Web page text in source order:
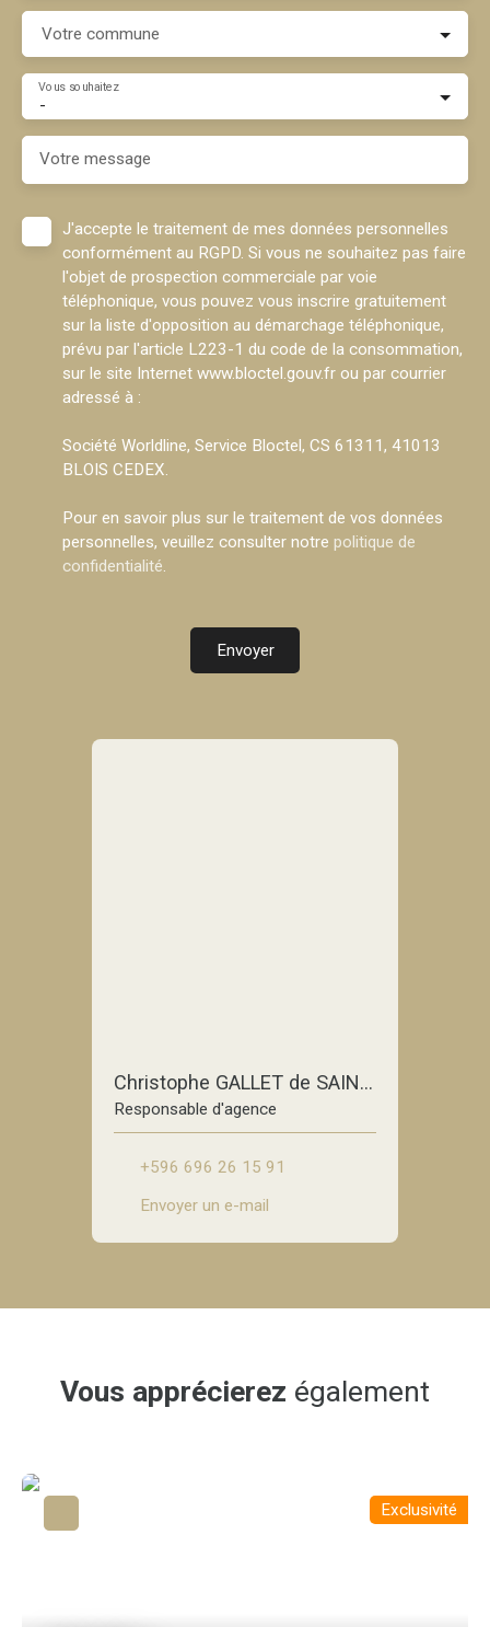
Votre commune
-
Vous souhaitez
Votre message
J'accepte le traitement de mes données personnelles
conformément au RGPD. Si vous ne souhaitez pas faire
l'objet de prospection commerciale par voie
téléphonique, vous pouvez vous inscrire gratuitement
sur la liste d'opposition au démarchage téléphonique,
prévu par l'article L223-1 du code de la consommation,
sur le site Internet www.bloctel.gouv.fr ou par courrier
adressé à :
Société Worldline, Service Bloctel, CS 61311, 41013
BLOIS CEDEX.
Pour en savoir plus sur le traitement de vos données
personnelles, veuillez consulter notre politique de
confidentialité.
Envoyer
Christophe GALLET de SAINT-AURIN
Responsable d'agence
+596 696 26 15 91
Envoyer un e-mail
Vous apprécierez également
Exclusivité